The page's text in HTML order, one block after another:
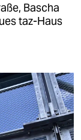
Bascha
taz-Haus